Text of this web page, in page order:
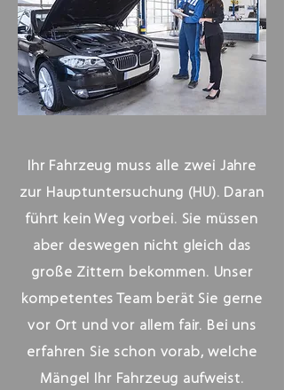
Ihr Fahrzeug muss alle zwei Jahre
zur Hauptuntersuchung (HU). Daran
führt kein Weg vorbei. Sie müssen
aber deswegen nicht gleich das
große Zittern bekommen. Unser
kompetentes Team berät Sie gerne
vor Ort und vor allem fair. Bei uns
erfahren Sie schon vorab, welche
Mängel Ihr Fahrzeug aufweist.